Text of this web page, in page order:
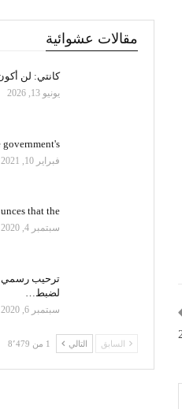
مقالات عشوائية
كانتي: لن
يونيو 13, 2026
فبراير 10, 2021
that the…
سبتمبر 4, 2020
ترحيب رسمي
لضبط…
سبتمبر 6, 2020
السابق التالي 1 من 8٬479